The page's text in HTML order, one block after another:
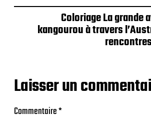
Coloriage La grande
kangourou à travers
Laisser un
Commentaire*